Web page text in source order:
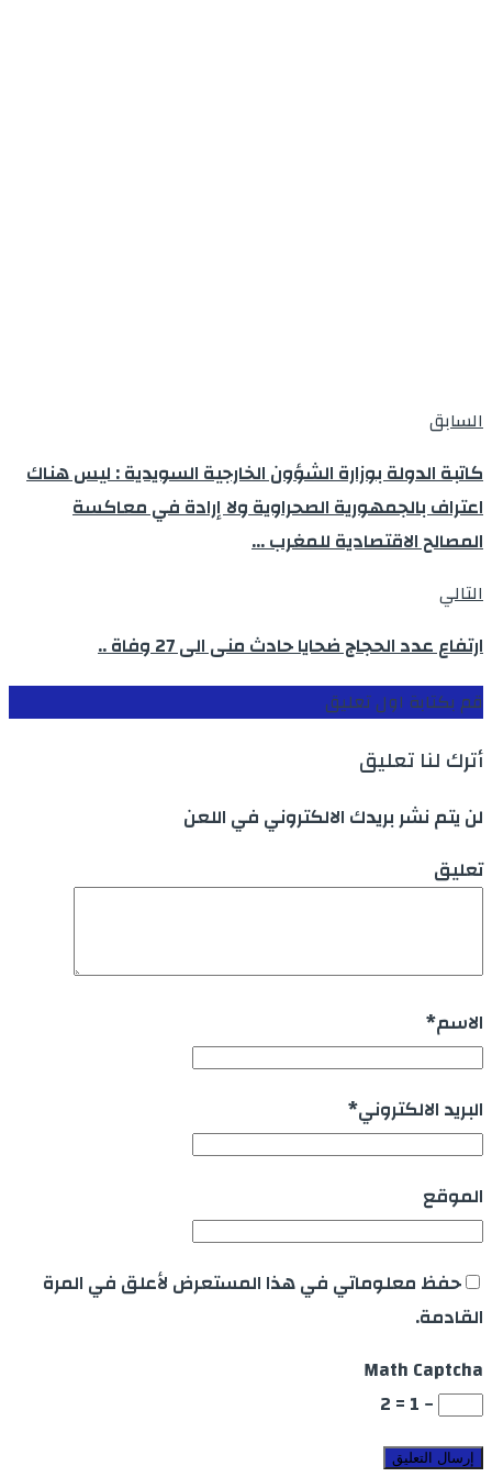
السابق
كاتبة الدولة بوزارة الشؤون الخارجية السويدية : ليس هناك
اعتراف بالجمهورية الصحراوية ولا إرادة في معاكسة
المصالح الاقتصادية للمغرب …
التالي
ارتفاع عدد الحجاج ضحايا حادث منى الى 27 وفاة ..
قم بكتابة اول تعليق
أترك لنا تعليق
لن يتم نشر بريدك الالكتروني في اللعن
تعليق
الاسم*
البريد الالكتروني*
الموقع
حفظ معلوماتي في هذا المستعرض لأعلق في المرة
القادمة.
Math Captcha
− 1 = 2